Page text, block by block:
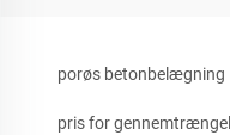
porøs betonbelægning
pris for